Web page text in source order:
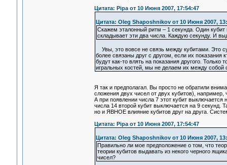
Цитата: Pipa от 10 Июня 2007, 17:54:47
Цитата: Oleg Shaposhnikov от 10 Июня 2007,
Скажем эталонный ритм – 1 секунда. Один
складывает эти два числа. Каждую секунду. И
Увы, это вовсе не связь между кубитами. Это
более связаны друг с другом, если их показания
будут как-то влять на показания другого.
игральных костей, мы не делаем их между собой
Я так и предполагал. Вы просто не обратили
сложения двух чисел от двух кубитов),
А при появлении числа 7 этот кубит выключается
числа 14 второй кубит выключается на 9
но и ЯВНОЕ влияние кубитов друг на друга.
Цитата: Pipa от 10 Июня 2007, 17:54:47
Цитата: Oleg Shaposhnikov от 10 Июня 2007,
Правильно ли мое предположение о том, что
теории кубитов выдавать из некого черного
чисел?